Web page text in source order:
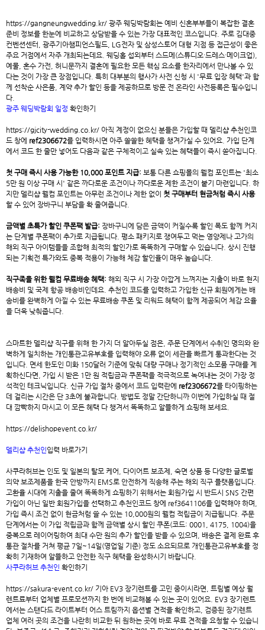
https://gangneungwedding.kr/ 광주 웨딩박람회는 예비 신혼부부들이 복잡한 결혼
준비 정보를 한눈에 비교하고 상담받을 수 있는 가장 대표적인 코스입니다. 주로 김대중
컨벤션센터, 광주기아챔피언스필드, LG전자 및 삼성스토어 대형 지점 등 접근성이 좋은
주요 거점에서 자주 개최되는데요. 웨딩홀 섭외부터 스드메(스튜디오·드레스·메이크업),
예물, 혼수 가전, 허니문까지 결혼에 필요한 모든 핵심 요소를 한자리에서 만나볼 수 있
다는 것이 가장 큰 장점입니다. 특히 대부분의 행사가 사전 신청 시 '무료 입장 혜택'과 함
께 선착순 사은품, 계약 추가 할인 등을 제공하므로 방문 전 온라인 사전등록은 필수입니
다.
광주 웨딩박람회 일정 확인하기
https://gjcity-wedding.co.kr/ 아직 계정이 없으신 분들은 가입할 때 델리샵 추천인코
드 창에 ref2306672를 입력하시면 아주 쏠쏠한 혜택을 챙겨가실 수 있어요. 가입 단계
에서 코드 한 줄만 넣어도 다음과 같은 구체적이고 실속 있는 혜택들이 즉시 쏟아집니다.
첫 구매 즉시 사용 가능한 10,000 포인트 지급: 보통 다른 쇼핑몰의 웰컴 포인트는 '최소
5만 원 이상 구매 시' 같은 까다로운 조건이나 까다로운 제한 조건이 붙기 마련입니다. 하
지만 델리샵 웰컴 포인트는 아무런 조건이나 제한 없이 첫 구매부터 현금처럼 즉시 사용
할 수 있어 장바구니 부담을 확 줄여줍니다.
금액별 초특가 할인 쿠폰팩 발급: 장바구니에 담은 금액이 커질수록 할인 폭도 함께 커지
는 단계별 쿠폰팩이 추가로 지급됩니다. 평소 패키지로 쟁여두고 먹는 영양제나 고가의
해외 직구 아이템들을 조합해 최적의 할인가로 똑똑하게 구매할 수 있습니다. 상시 진행
되는 기획전 특가와도 중복 적용이 가능해 체감 할인율이 매우 높습니다.
직구족을 위한 웰컴 무료배송 혜택: 해외 직구 시 가장 아깝게 느껴지는 지출이 바로 현지
배송비 및 국제 항공 배송비인데요. 추천인 코드를 입력하고 가입한 신규 회원에게는 배
송비를 완벽하게 아낄 수 있는 무료배송 쿠폰 및 리워드 혜택이 함께 제공되어 체감 요율
을 더욱 낮춰줍니다.
스마트한 델리샵 직구를 위해 한 가지 더 알아두실 점은, 주문 단계에서 수취인 명의와 완
벽하게 일치하는 개인통관고유부호를 입력해야 오류 없이 세관을 빠르게 통과한다는 것
입니다. 면세 한도인 미화 150달러 기준에 맞춰 대량 구매나 정기적인 소모품 구매를 계
획하신다면, 가입 시 받은 1만 원 적립금과 쿠폰팩을 적극적으로 녹여내는 것이 가장 정
석적인 테크닉입니다. 신규 가입 절차 중에서 코드 입력란에 ref2306672를 타이핑하는
데 걸리는 시간은 단 3초에 불과합니다. 방법도 정말 간단하니까 이번에 가입하실 때 절
대 깜빡하지 마시고 이 모든 혜택 다 챙겨서 똑똑하고 알뜰하게 쇼핑해 보세요.
https://delishopevent.co.kr/
델리샵 추천인입력 바로가기
사쿠라허브는 인도 및 일본의 탈모 케어, 다이어트 보조제, 숙면 상품 등 다양한 글로벌
의약 보조제품을 한국 안방까지 EMS로 안전하게 직송해 주는 해외 직구 플랫폼입니다.
고환율 시대에 지출을 줄여 똑똑하게 쇼핑하기 위해서는 회원가입 시 반드시 SNS 간편
가입이 아닌 일반 회원가입을 선택하고 추천인코드 창에 ref3641106을 입력해야 하며,
가입 즉시 조건 없이 현금처럼 쓸 수 있는 10,000원의 웰컴 적립금이 지급됩니다. 주문
단계에서는 이 가입 적립금과 함께 금액별 상시 할인 쿠폰(코드: 0001, 4175, 1004)을
중복으로 레이어링하여 최대 수만 원의 추가 할인을 받을 수 있으며, 배송은 결제 완료 후
통관 절차를 거쳐 평균 7일~14일(영업일 기준) 정도 소요되므로 개인통관고유부호를 정
확히 기재하여 알뜰하고 안전한 직구 혜택을 완성하시기 바랍니다.
사쿠라허브 추천인 확인하기
https://sakura-event.co.kr/ 기아 EV3 장기렌트를 고민 중이시라면, 트림별 예상 월
렌트료부터 업체별 프로모션까지 한 번에 비교해볼 수 있는 곳이 있어요. EV3 장기렌트
에서는 스탠다드 라이트부터 어스 트림까지 옵션별 견적을 확인하고, 검증된 장기렌트
업체 여러 곳의 조건을 나란히 비교한 뒤 원하는 곳에 바로 무료 견적을 요청할 수 있습니